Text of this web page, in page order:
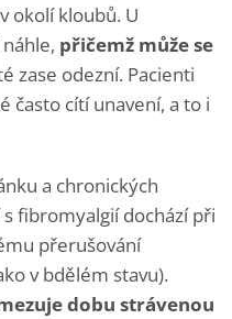
okolí kloubů. U
přičemž může se
zase odezní. Pacienti
často cítí unavení, a to i
a chronických
fibromyalgií dochází při
přerušování
v bdělém stavu).
dobu strávenou